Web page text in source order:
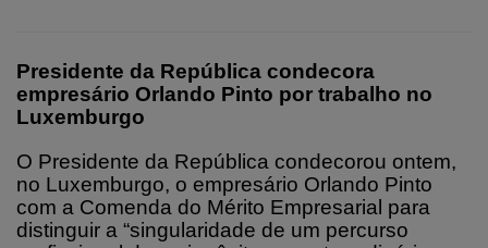
Presidente da República condecora
empresário Orlando Pinto por trabalho no
Luxemburgo
O Presidente da República condecorou ontem,
no Luxemburgo, o empresário Orlando Pinto
com a Comenda do Mérito Empresarial para
distinguir a “singularidade de um percurso